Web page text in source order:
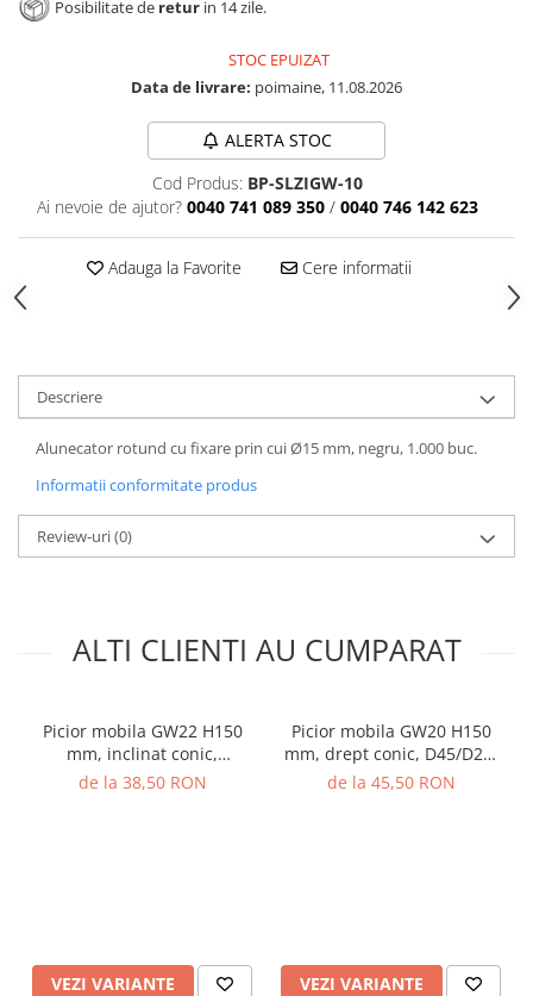
Posibilitate de retur in 14 zile.
STOC EPUIZAT
Data de livrare: poimaine, 11.08.2026
ALERTA STOC
Cod Produs: BP-SLZIGW-10
Ai nevoie de ajutor? 0040 741 089 350 / 0040 746 142 623
Adauga la Favorite Cere informatii
Descriere
Alunecator rotund cu fixare prin cui Ø15 mm, negru, 1.000 buc.
Informatii conformitate produs
Review-uri(0)
ALTI CLIENTI AU CUMPARAT
Picior mobila GW22 H150
mm, inclinat conic,
D45/D25, stejar natur lacuit
de la 38,50 RON
VEZI VARIANTE
Picior mobila GW20 H150
mm, drept conic, D45/D25,
stejar natur lacuit
de la 45,50 RON
VEZI VARIANTE